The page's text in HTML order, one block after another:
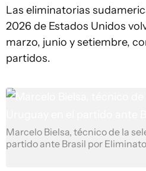
Las eliminatorias
2026 de Estados Unidos
marzo, junio y setiembre,
partidos.
Marcelo Bielsa, técnico de la
partido ante Brasil por